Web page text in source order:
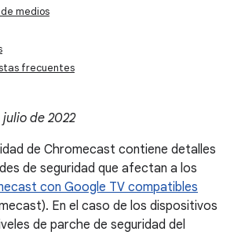
medios
frecuentes
de 2022
de Chromecast contiene detalles
de seguridad que afectan a los
con Google TV compatibles
En el caso de los dispositivos
de parche de seguridad del